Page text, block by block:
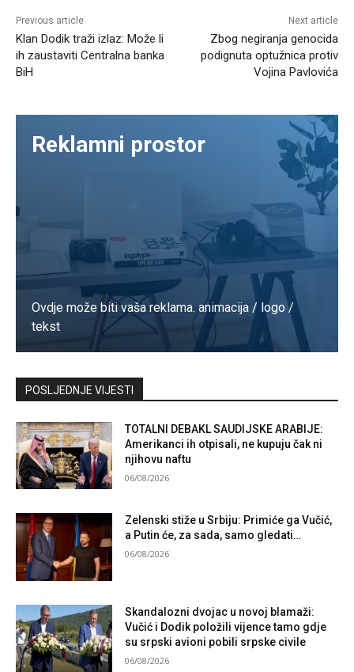
Previous article
Klan Dodik traži izlaz: Može li
ih zaustaviti Centralna banka
BiH
Next article
Zbog negiranja genocida
podignuta optužnica protiv
Vojina Pavlovića
Reklamni prostor
Ovdje može biti vaša reklama. animacija / logo /
tekst
Kontaktirajte nas
POSLJEDNJE VIJESTI
TOTALNI DEBAKL SAUDIJSKE ARABIJE:
Amerikanci ih otpisali, ne kupuju čak ni
njihovu naftu
06/08/2026
Zelenski stiže u Srbiju: Primiće ga Vučić,
a Putin će, za sada, samo gledati…
06/08/2026
Skandalozni dvojac u novoj blamaži:
Vučić i Dodik položili vijence tamo gdje
su srpski avioni pobili srpske civile
06/08/2026